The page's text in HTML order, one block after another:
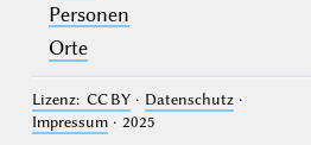
Personen
Orte
Lizenz: CC BY· Datenschutz·
Impressum· 2025